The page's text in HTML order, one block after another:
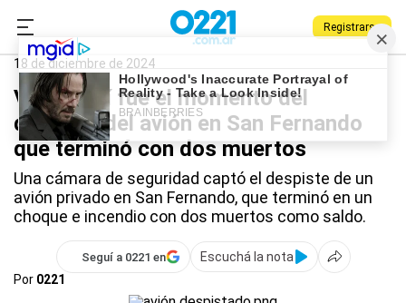
Registrarse
0221.com.ar
Avión
18 de diciembre de 2024
Video: así fue el momento del
despiste del avión en San Fernando
que terminó con dos muertos
Una cámara de seguridad captó el despiste de un
avión privado en San Fernando, que terminó en un
choque e incendio con dos muertos como saldo.
Seguí a 0221 en
Escuchá la nota
Por 0221